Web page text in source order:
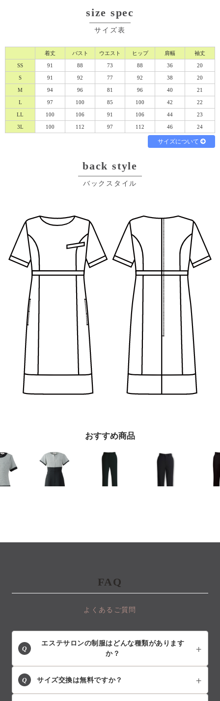
必須
プライバシーポリシーを確認しました。
size spec
サイズ表
着丈 バスト ウエスト ヒップ 肩幅 袖丈
SS 91 88 73 88 36 20
S 91 92 77 92 38 20
M 94 96 81 96 40 21
L 97 100 85 100 42 22
LL 100 106 91 106 44 23
3L 100 112 97 112 46 24
サイズについて
back style
バックスタイル
おすすめ商品
FAQ
よくあるご質問
Q
エステサロンの制服はどんな種類があります
か？
Q サイズ交換は無料ですか？